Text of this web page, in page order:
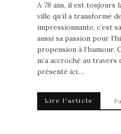
A 78 ans, il est toujours
ville qu’il a transformé
impressionnante, c’est
aussi sa passion pour
propension à l’humour.
m’a accroché au travers
présenté ici:…
Lire l'article